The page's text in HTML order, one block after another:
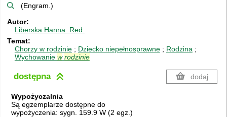
(Engram.)
Autor
Liberska Hanna. Red.
Temat
Chorzy w rodzinie
Dziecko niepełnosprawne
Rodzina
Wychowanie w rodzinie
dostępna dodaj
Wypożyczalnia
Są egzemplarze dostępne do
wypożyczenia: sygn. 159.9 W (2 egz. )